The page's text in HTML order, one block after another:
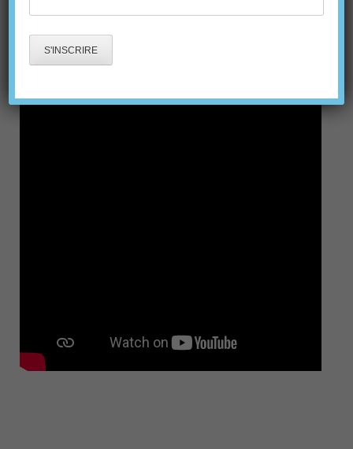
jumelés à la prise de données de régénération et de
plantes envahissantes, qui lui permettent de prescrire
des travaux optimisés adaptés à chaque érablière.